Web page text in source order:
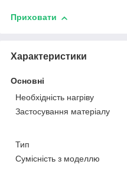
Приховати
Характеристики
Основні
Необхідність нагріву
Застосування матеріалу
Тип
Сумісність з моделлю